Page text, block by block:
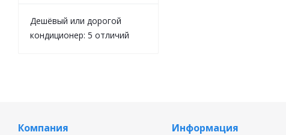
Дешёвый или дорогой
кондиционер: 5 отличий
Компания Информация